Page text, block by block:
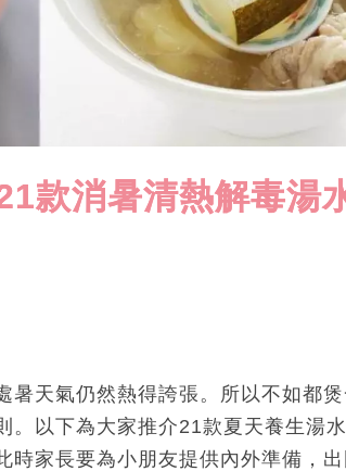
款消暑清熱解毒湯
暑天氣仍然熱得誇張。所以不如都
。以下為大家推介21款夏天養生湯
時家長要為小朋友提供內外準備，